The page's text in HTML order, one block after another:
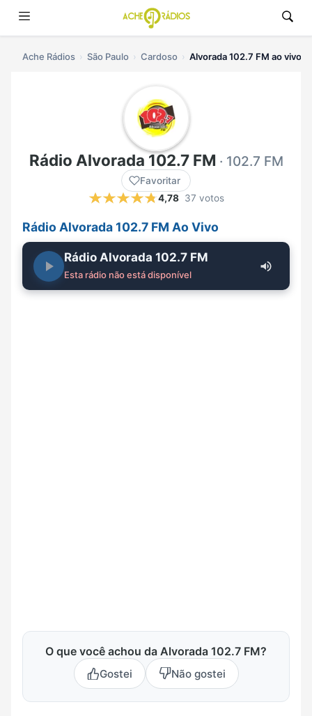
Ache Rádios São Paulo Cardoso Alvorada 102.7 FM ao vivo
Rádio Alvorada 102.7 FM · 102.7 FM
Favoritar
4,78 37 votos
Rádio Alvorada 102.7 FM Ao Vivo
Rádio Alvorada 102.7 FM
Esta rádio não está disponível
O que você achou da Alvorada 102.7 FM?
Gostei Não gostei